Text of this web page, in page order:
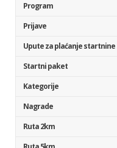
Program
Prijave
Upute za plaćanje startnine
Startni paket
Kategorije
Nagrade
Ruta 2km